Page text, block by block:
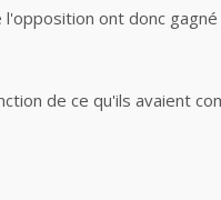
ont donc
de ce qu'ils avaient